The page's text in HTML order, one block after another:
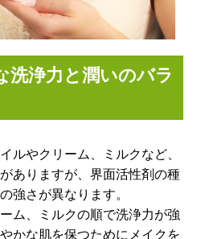
洗浄力と潤いのバラ
ルやクリーム、ミルクなど、
ありますが、界面活性剤の種
強さが異なります。
ム、ミルクの順で洗浄力が強
かな肌を保つためにメイクを